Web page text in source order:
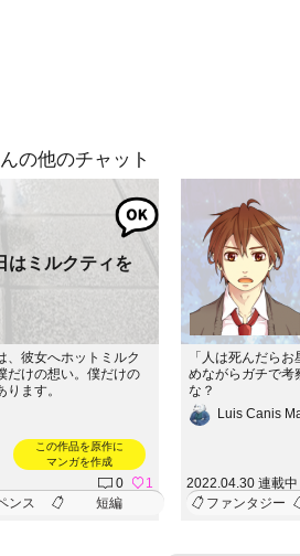
の他のチャット
はミルクティを
、彼女へホットミルク
だけの想い。僕だけの
ます。
この作品を原作に
マンガを作成
0
1
ンス 短編
「人は死んだら
めながらガチで
な？
Luis Canis
2022.04.30 連載
ファンタジー